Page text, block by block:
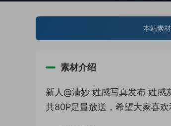
本站素
素材介绍
新人@清妙 姓感写真发布 姓
共80P足量放送，希望大家喜欢